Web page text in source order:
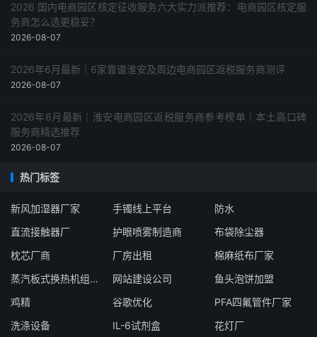
2026 国内电商园区核定征收服务六大实力派推荐：电商园区核定服
务商怎么选更稳妥？
2026-08-07
2026年6月最新｜6家靠谱淮安及周边电商园区返税服务商测评
2026-08-07
2026年6月最新｜淮安电商园区返税服务商参考榜单｜本土高口碑
服务商精选推荐
2026-08-07
热门标签
新风加湿器厂家 手镯线上平台
防水
直流接触器厂
护眼喷雾制造商
布袋除尘器
枕芯厂商
厂房出租
棉麻纸布厂家
蒸汽板式换热机组生产厂家
网站建设公司
鱼头泡饼加盟
鸡精
谷歌优化
PFA四氟管件厂家
洗涤设备
IL-6试剂盒 花灯厂